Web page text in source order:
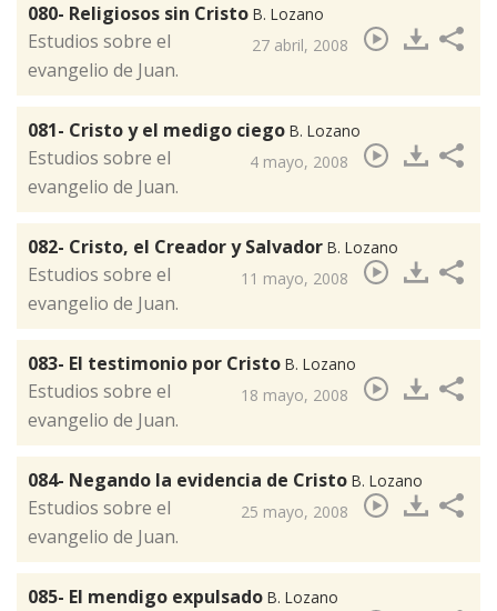
080- Religiosos sin Cristo B. Lozano
27 abril, 2008
​Estudios sobre el
evangelio de Juan.
081- Cristo y el medigo ciego B. Lozano
4 mayo, 2008
​Estudios sobre el
evangelio de Juan.
082- Cristo, el Creador y Salvador B. Lozano
11 mayo, 2008
​Estudios sobre el
evangelio de Juan.
083- El testimonio por Cristo B. Lozano
18 mayo, 2008
​Estudios sobre el
evangelio de Juan.
084- Negando la evidencia de Cristo B. Lozano
25 mayo, 2008
​Estudios sobre el
evangelio de Juan.
085- El mendigo expulsado B. Lozano